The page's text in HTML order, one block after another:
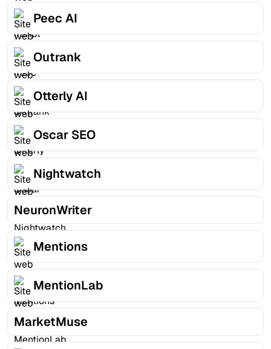
Peec AI
Outrank
Otterly AI
Oscar SEO
Nightwatch
NeuronWriter
Mentions
MentionLab
MarketMuse